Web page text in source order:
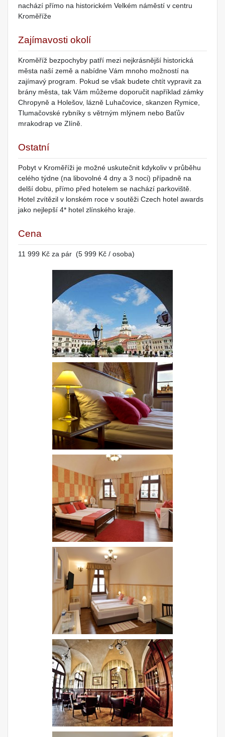
nachází přímo na historickém Velkém náměstí v centru
Kroměříže
Zajímavosti okolí
Kroměříž bezpochyby patří mezi nejkrásnější historická
města naší země a nabídne Vám mnoho možností na
zajímavý program. Pokud se však budete chtít vypravit za
brány města, tak Vám můžeme doporučit například zámky
Chropyně a Holešov, lázně Luhačovice, skanzen Rymice,
Tlumačovské rybníky s větrným mlýnem nebo Baťův
mrakodrap ve Zlíně.
Ostatní
Pobyt v Kroměříži je možné uskutečnit kdykoliv v průběhu
celého týdne (na libovolné 4 dny a 3 noci) případně na
delší dobu, přímo před hotelem se nachází parkoviště.
Hotel zvítězil v lonském roce v soutěži Czech hotel awards
jako nejlepší 4* hotel zlínského kraje.
Cena
11 999 Kč za pár (5 999 Kč / osoba)